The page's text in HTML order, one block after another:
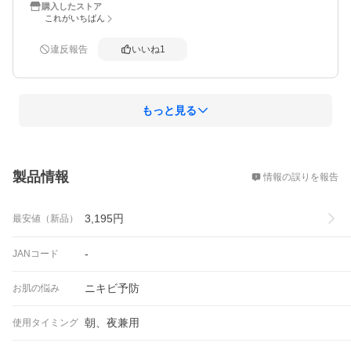
私は一週間程度で効果を感じました。
が、思ったよりつまりなどは気になりませんでした。即リ
購入したストア
これがいちばん
違反報告 いいね1
もっと見る
製品情報 情報の誤りを報告
最安値（新品） 3,195円
JANコード -
お肌の悩み ニキビ予防
使用タイミング 朝、夜兼用